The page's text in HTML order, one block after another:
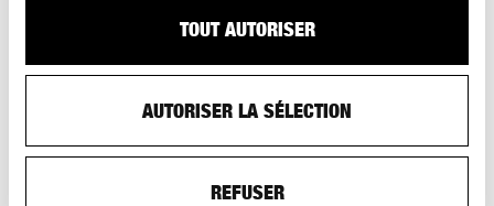
TOUT AUTORISER
AUTORISER LA SÉLECTION
REFUSER